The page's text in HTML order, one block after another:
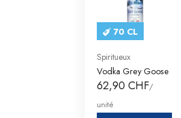
70 CL
Spiritueux
Vodka Grey Goose
62,90 CHF/
unité